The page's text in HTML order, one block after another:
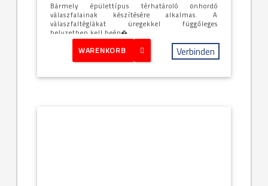
Bármely épülettípus térhatároló önhordó
válaszfalainak készítésére alkalmas. A
válaszfaltéglákat üregekkel függőleges
helyzetben kell beép�...
WARENKORB Verbinden